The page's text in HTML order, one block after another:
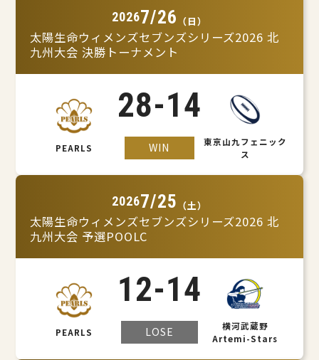
20267/26 （日）
太陽生命ウィメンズセブンズシリーズ2026 北
九州大会 決勝トーナメント
PEARLS
28-14
WIN
東京山九フェニック
ス
20267/25 （土）
太陽生命ウィメンズセブンズシリーズ2026 北
九州大会 予選POOLC
PEARLS
12-14
LOSE
横河武蔵野
Artemi-Stars